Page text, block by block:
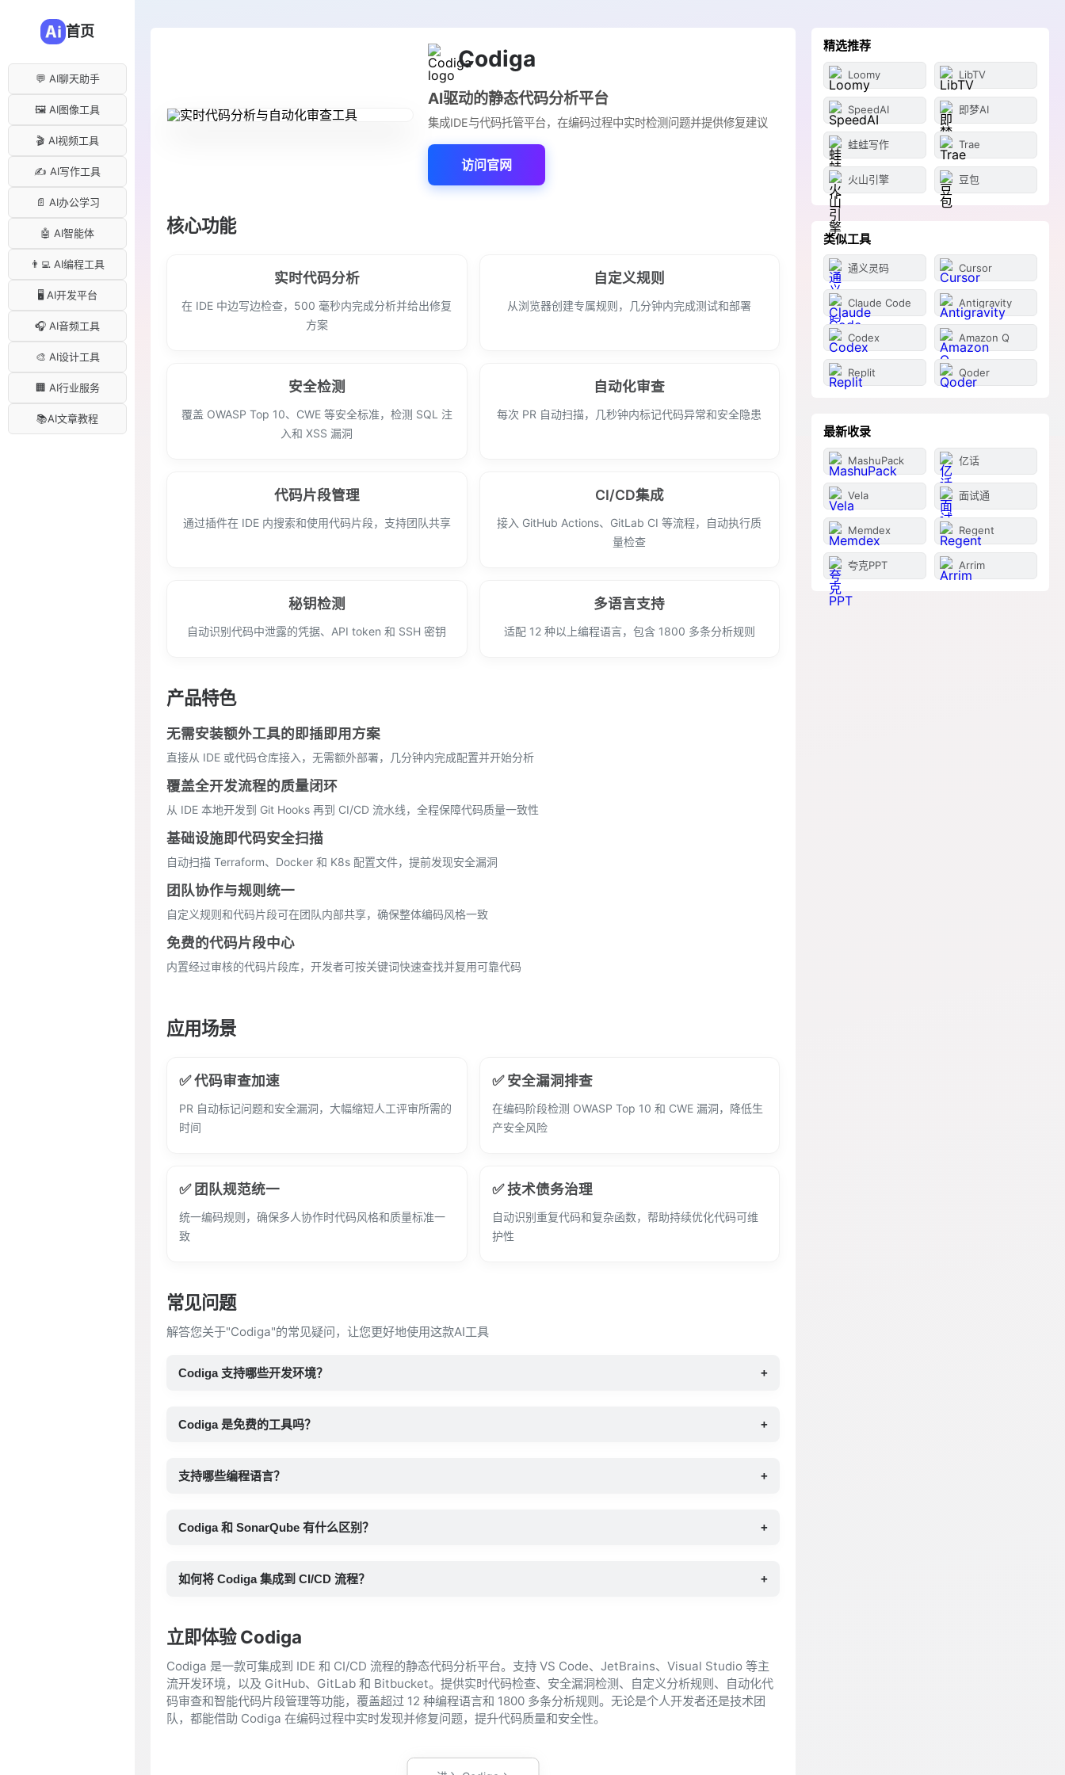
首页
💬 AI聊天助手
🖼️ AI图像工具
🎬 AI视频工具
✍️ AI写作工具
📄 AI办公学习
🤖 AI智能体
👨‍💻 AI编程工具
🖥️ AI开发平台
🎧 AI音频工具
🎨 AI设计工具
🏢 AI行业服务
📚AI文章教程
Codiga
AI驱动的静态代码分析平台
集成IDE与代码托管平台，在编码过程中实时检测问题并提供修复建议
访问官网
核心功能
实时代码分析
在 IDE 中边写边检查，500 毫秒内完成分析并给出修复
方案
自定义规则
从浏览器创建专属规则，几分钟内完成测试和部署
安全检测
覆盖 OWASP Top 10、CWE 等安全标准，检测 SQL 注
入和 XSS 漏洞
自动化审查
每次 PR 自动扫描，几秒钟内标记代码异常和安全隐患
代码片段管理
通过插件在 IDE 内搜索和使用代码片段，支持团队共享
CI/CD集成
接入 GitHub Actions、GitLab CI 等流程，自动执行质
量检查
秘钥检测
自动识别代码中泄露的凭据、API token 和 SSH 密钥
多语言支持
适配 12 种以上编程语言，包含 1800 多条分析规则
产品特色
无需安装额外工具的即插即用方案
直接从 IDE 或代码仓库接入，无需额外部署，几分钟内完成配置并开始分析
覆盖全开发流程的质量闭环
从 IDE 本地开发到 Git Hooks 再到 CI/CD 流水线，全程保障代码质量一致性
基础设施即代码安全扫描
自动扫描 Terraform、Docker 和 K8s 配置文件，提前发现安全漏洞
团队协作与规则统一
自定义规则和代码片段可在团队内部共享，确保整体编码风格一致
免费的代码片段中心
内置经过审核的代码片段库，开发者可按关键词快速查找并复用可靠代码
应用场景
✅ 代码审查加速
PR 自动标记问题和安全漏洞，大幅缩短人工评审所需的
时间
✅ 安全漏洞排查
在编码阶段检测 OWASP Top 10 和 CWE 漏洞，降低生
产安全风险
✅ 团队规范统一
统一编码规则，确保多人协作时代码风格和质量标准一
致
✅ 技术债务治理
自动识别重复代码和复杂函数，帮助持续优化代码可维
护性
常见问题
解答您关于"Codiga"的常见疑问，让您更好地使用这款AI工具
Codiga 支持哪些开发环境？ +
Codiga 是免费的工具吗？ +
支持哪些编程语言？ +
Codiga 和 SonarQube 有什么区别？ +
如何将 Codiga 集成到 CI/CD 流程？ +
立即体验 Codiga
Codiga 是一款可集成到 IDE 和 CI/CD 流程的静态代码分析平台。支持 VS Code、JetBrains、Visual Studio 等主
流开发环境，以及 GitHub、GitLab 和 Bitbucket。提供实时代码检查、安全漏洞检测、自定义分析规则、自动化代
码审查和智能代码片段管理等功能，覆盖超过 12 种编程语言和 1800 多条分析规则。无论是个人开发者还是技术团
队，都能借助 Codiga 在编码过程中实时发现并修复问题，提升代码质量和安全性。
精选推荐
Loomy LibTV
SpeedAI 即梦AI
蛙蛙写作 Trae
火山引擎 豆包
类似工具
通义灵码 Cursor
Claude Code Antigravity
Codex Amazon Q
Replit Qoder
最新收录
MashuPack 亿话
Vela 面试通
Memdex Regent
夸克PPT Arrim